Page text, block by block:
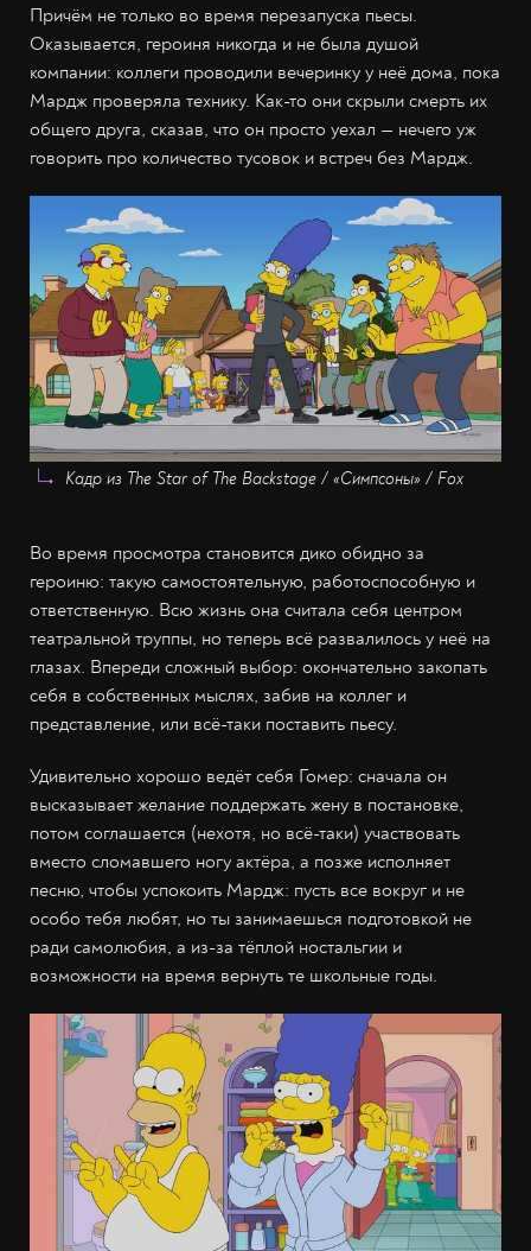
Причём не только во время перезапуска пьесы.
Оказывается, героиня никогда и не была душой
компании: коллеги проводили вечеринку у неё дома, пока
Мардж проверяла технику. Как-то они скрыли смерть их
общего друга, сказав, что он просто уехал — нечего уж
говорить про количество тусовок и встреч без Мардж.
Кадр из The Star of The Backstage / «Симпсоны» / Fox
Во время просмотра становится дико обидно за
героиню: такую самостоятельную, работоспособную и
ответственную. Всю жизнь она считала себя центром
театральной труппы, но теперь всё развалилось у неё на
глазах. Впереди сложный выбор: окончательно закопать
себя в собственных мыслях, забив на коллег и
представление, или всё-таки поставить пьесу.
Удивительно хорошо ведёт себя Гомер: сначала он
высказывает желание поддержать жену в постановке,
потом соглашается (нехотя, но всё-таки) участвовать
вместо сломавшего ногу актёра, а позже исполняет
песню, чтобы успокоить Мардж: пусть все вокруг и не
особо тебя любят, но ты занимаешься подготовкой не
ради самолюбия, а из-за тёплой ностальгии и
возможности на время вернуть те школьные годы.